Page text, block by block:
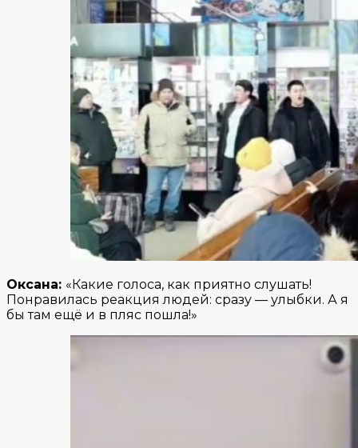
Оксана: «Какие голоса, как приятно слушать!
Понравилась реакция людей: сразу — улыбки. А я
бы там ещё и в пляс пошла!»